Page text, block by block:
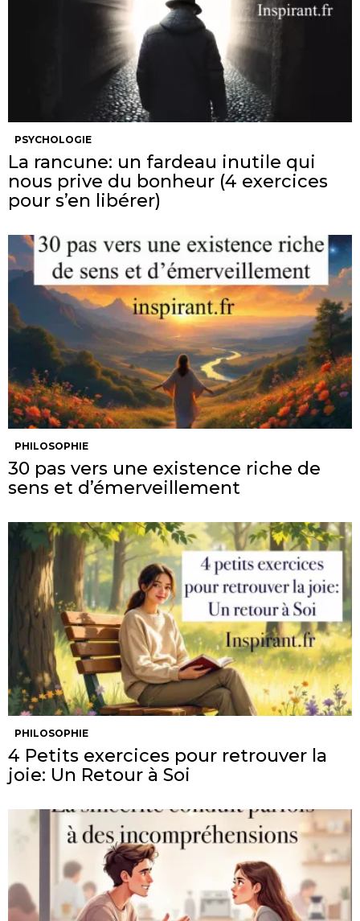
PSYCHOLOGIE
La rancune: un fardeau inutile qui
nous prive du bonheur (4 exercices
pour s’en libérer)
PHILOSOPHIE
30 pas vers une existence riche de
sens et d’émerveillement
PHILOSOPHIE
4 Petits exercices pour retrouver la
joie: Un Retour à Soi